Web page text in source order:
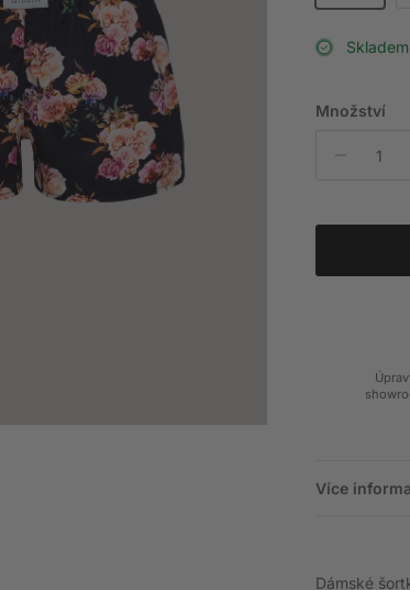
Množství
Více
Dámské